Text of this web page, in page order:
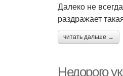
Далеко не
раздражает
читать дальше →
Недорого